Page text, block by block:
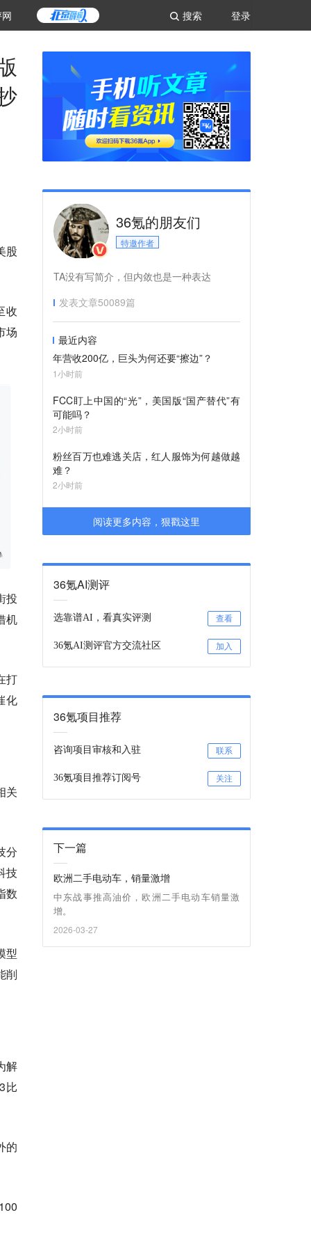
登录
搜索
股
收
场
投
机
打
化
关
分
技
数
型
削
解
比
的
36氪的朋友们
特邀作者
TA没有写简介，但内敛也是一种表达
发表文章50089篇
最近内容
年营收200亿，巨头为何还要“擦边”？
1小时前
FCC盯上中国的“光”，美国版“国产替代”有
可能吗？
2小时前
粉丝百万也难逃关店，红人服饰为何越做越
难？
2小时前
阅读更多内容，狠戳这里
36氪AI测评
选靠谱AI，看真实评测 查看
36氪AI测评官方交流社区 加入
36氪项目推荐
咨询项目审核和入驻 联系
36氪项目推荐订阅号 关注
下一篇
欧洲二手电动车，销量激增
中东战事推高油价，欧洲二手电动车销量激
增。
2026-03-27